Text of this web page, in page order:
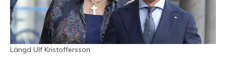
Längd Ulf Kristoffersson